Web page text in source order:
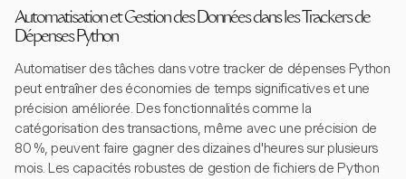
Automatisation et Gestion des Données dans les Trackers de
Dépenses Python
Automatiser des tâches dans votre tracker de dépenses Python
peut entraîner des économies de temps significatives et une
précision améliorée. Des fonctionnalités comme la
catégorisation des transactions, même avec une précision de
80 %, peuvent faire gagner des dizaines d'heures sur plusieurs
mois. Les capacités robustes de gestion de fichiers de Python